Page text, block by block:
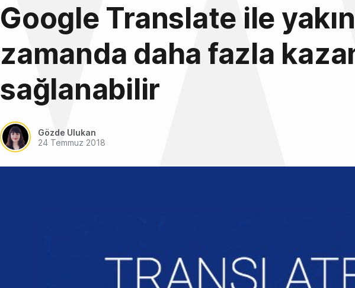
Google Translate ile yakın
zamanda daha fazla
sağlanabilir
Gözde Ulukan
24 Temmuz 2018